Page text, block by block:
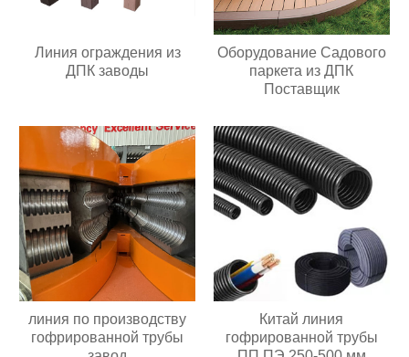
Линия ограждения из
ДПК заводы
Оборудование Садового
паркета из ДПК
Поставщик
линия по производству
гофрированной трубы
Китай линия
гофрированной трубы